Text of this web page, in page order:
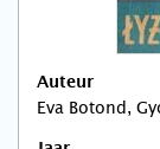
Auteur
Eva Botond,